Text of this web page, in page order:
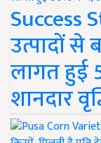
Success
उत्पादों से
लागत हुई
शानदार